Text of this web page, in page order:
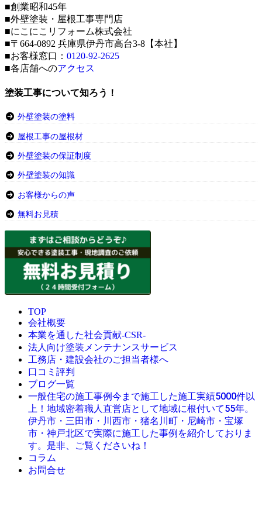
■創業昭和45年
■外壁塗装・屋根工事専門店
■にこにこリフォーム株式会社
■〒664-0892 兵庫県伊丹市高台3-8【本社】
■お客様窓口： 0120-92-2625
■各店舗へのアクセス
塗装工事について知ろう！
外壁塗装の塗料
屋根工事の屋根材
外壁塗装の保証制度
外壁塗装の知識
お客様からの声
無料お見積
TOP
会社概要
本業を通した社会貢献-CSR-
法人向け塗装メンテナンスサービス
工務店・建設会社のご担当者様へ
口コミ評判
ブログ一覧
一般住宅の施工事例今まで施工した施工実績5000件以
上！地域密着職人直営店として地域に根付いて55年。
伊丹市・三田市・川西市・猪名川町・尼崎市・宝塚
市・神戸北区で実際に施工した事例を紹介しておりま
す。是非、ご覧くださいね！
コラム
お問合せ